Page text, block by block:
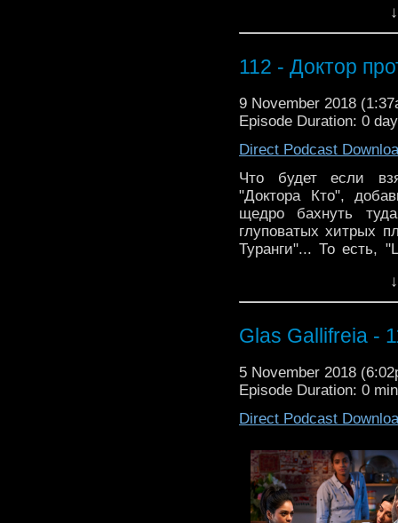
klassicheskii epizod
tekhnologii i shchedro
dazhe glupovatykh
sovsem ne tak
annotatsii.
S vami podkast “Glas
vy dumaete o novoi
01:38– O vizual'noi
08:15– O
Muzyka ot Kevin
112 - Доктор
9 November 2018
Episode Duration: 0
Direct Podcast
Что будет если
"Доктора Кто",
щедро бахнуть
глуповатых хитрых
Туранги"... То есть,
подкаст "Глас
думаете о новой
помогут вам
сюжете 08:15 - О
музыке Музыка от
Glas Gallifreia -
5 November 2018
Episode Duration: 0
Direct Podcast